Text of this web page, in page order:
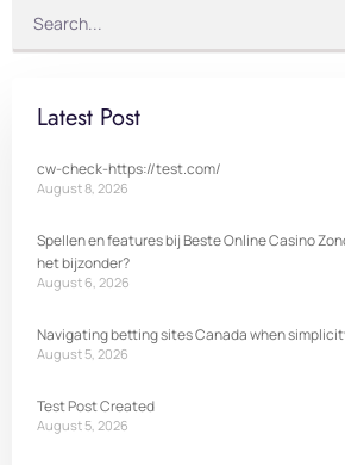
Latest Post
cw-check-https://test.com/
August 8, 2026
Spellen en features bij Beste Online Casino
het bijzonder?
August 6, 2026
Navigating betting sites Canada when
August 5, 2026
Test Post Created
August 5, 2026